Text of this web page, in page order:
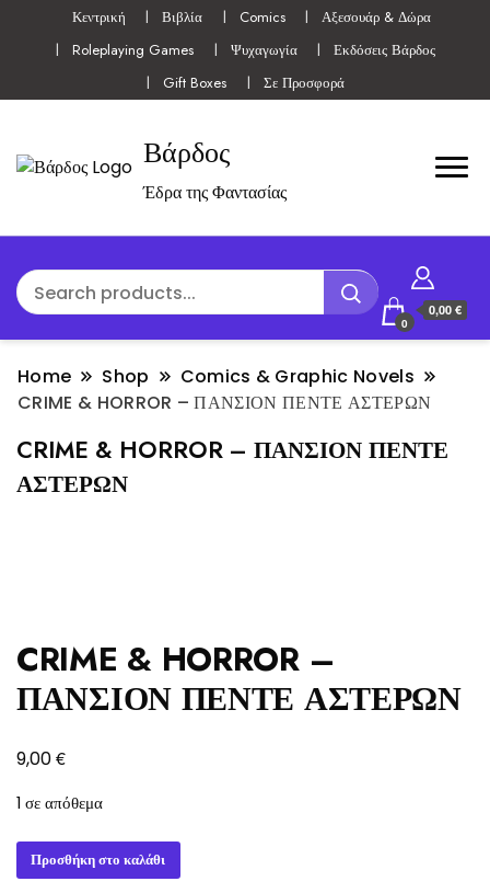
Κεντρική Βιβλία Comics
Αξεσουάρ & Δώρα
Roleplaying Games
Ψυχαγωγία
Εκδόσεις Βάρδος
Gift Boxes
Σε Προσφορά
Βάρδος
Έδρα της Φαντασίας
0
0,00 €
Home Shop
Comics & Graphic Novels
CRIME & HORROR – ΠΑΝΣΙΟΝ ΠΕΝΤΕ ΑΣΤΕΡΩΝ
CRIME & HORROR – ΠΑΝΣΙΟΝ ΠΕΝΤΕ
ΑΣΤΕΡΩΝ
CRIME & HORROR –
ΠΑΝΣΙΟΝ ΠΕΝΤΕ ΑΣΤΕΡΩΝ
9,00€
1 σε απόθεμα
CRIME
&
Προσθήκη στο καλάθι